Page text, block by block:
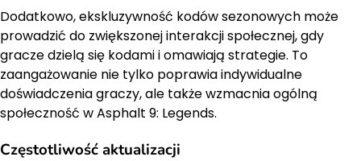
Dodatkowo, ekskluzywność kodów sezonowych może
prowadzić do zwiększonej interakcji społecznej, gdy
gracze dzielą się kodami i omawiają strategie. To
zaangażowanie nie tylko poprawia indywidualne
doświadczenia graczy, ale także wzmacnia ogólną
społeczność w Asphalt 9: Legends.
Częstotliwość aktualizacji